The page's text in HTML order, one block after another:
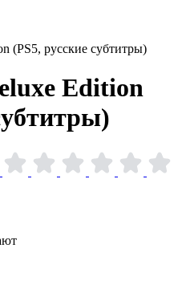
(PS5, русские субтитры)
Edition